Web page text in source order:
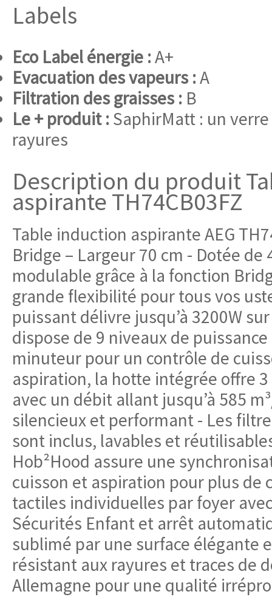
Labels
Eco Label énergie :A+
Evacuation des vapeurs :A
Filtration des graisses : B
Le + produit :SaphirMatt : un
rayures
Description du produit
aspirante TH74CB03FZ
Table induction aspirante AEG
Bridge – Largeur 70 cm - Dotée
modulable grâce à la fonction
grande flexibilité pour tous vos
puissant délivre jusqu’à 3200W
dispose de 9 niveaux de
minuteur pour un contrôle de
aspiration, la hotte intégrée offre
avec un débit allant jusqu’à 585
silencieux et performant - Les
sont inclus, lavables et
Hob²Hood assure une
cuisson et aspiration pour plus de
tactiles individuelles par foyer
Sécurités Enfant et arrêt
sublimé par une surface élégante
résistant aux rayures et traces de
Allemagne pour une qualité